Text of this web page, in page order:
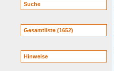
Suche
Gesamtliste (1652)
Hinweise